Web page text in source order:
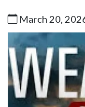
March 20,